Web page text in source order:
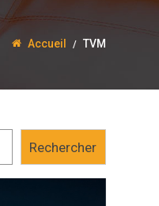
Accueil TVM
Rechercher